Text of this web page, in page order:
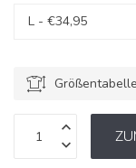
Größentabelle